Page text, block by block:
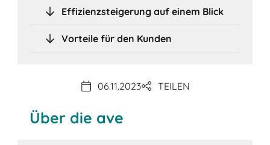
Effizienzsteigerung auf einem Blick
Vorteile für den Kunden
06.11.2023 TEILEN
Über die ave